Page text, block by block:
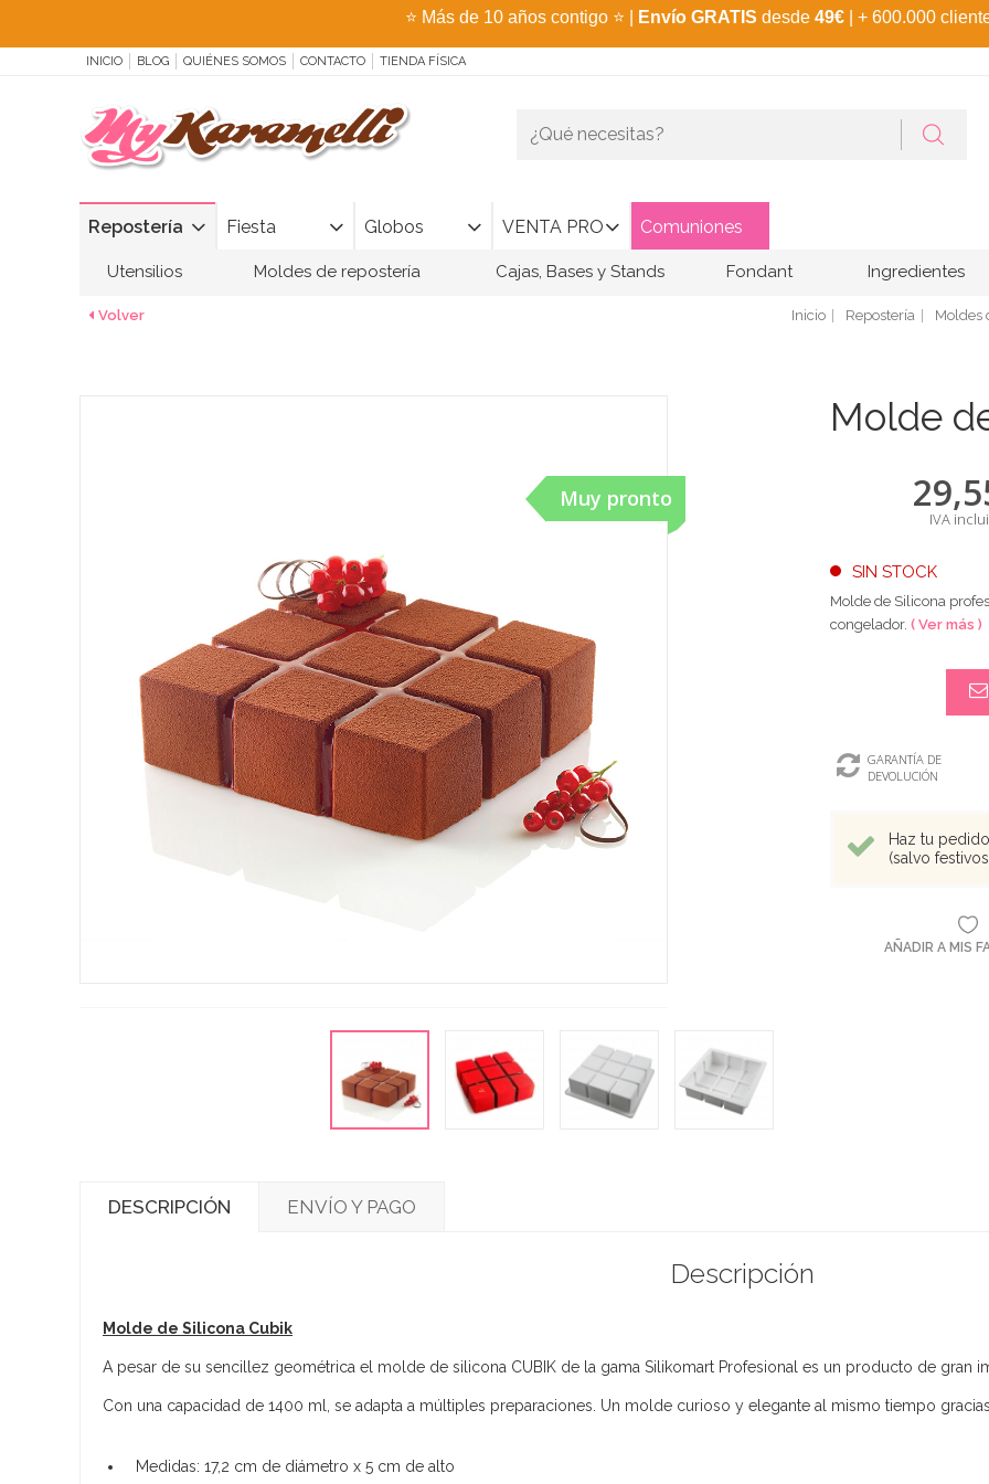
⭐ Más de 10 años contigo ⭐ Envío GRATIS desde 49€ | + 600.000
INICIO BLOG QUIÉNES SOMOS CONTACTO TIENDA FÍSICA
Repostería Fiesta Globos VENTA PRO Comuniones
Utensilios Moldes de repostería Cajas, Bases y Stands Fondant Ingredientes
Volver Inicio Repostería Moldes
Muy pronto
Molde
IVA
SIN STOCK
Molde de Silicona
congelador. ( Ver más )
GARANTÍA DE
DEVOLUCIÓN
Haz tu
(salvo
AÑADIR A MIS
DESCRIPCIÓN ENVÍO Y PAGO
Descripción
Molde de Silicona Cubik
A pesar de su sencillez geométrica el molde de silicona CUBIK de la gama Silikomart Profesional es un producto de gran
Con una capacidad de 1400 ml, se adapta a múltiples preparaciones. Un molde curioso y elegante al mismo tiempo
Medidas: 17,2 cm de diámetro x 5 cm de alto